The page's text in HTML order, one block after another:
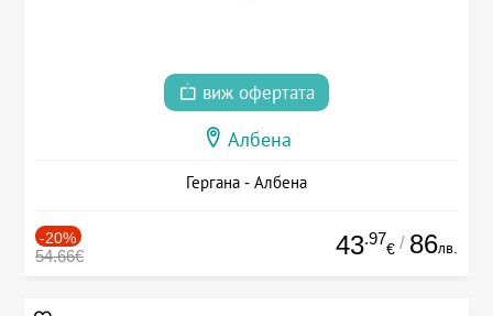
виж офертата
Албена
Гергана - Албена
-20%
54.66€ 43.97
€ / 86лв.